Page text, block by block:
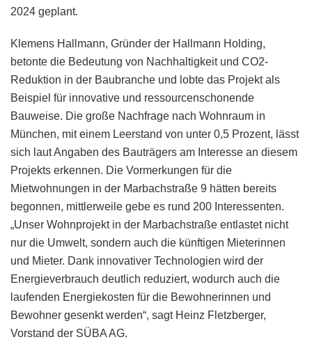
2024 geplant.
Klemens Hallmann, Gründer der Hallmann Holding,
betonte die Bedeutung von Nachhaltigkeit und CO2-
Reduktion in der Baubranche und lobte das Projekt als
Beispiel für innovative und ressourcenschonende
Bauweise. Die große Nachfrage nach Wohnraum in
München, mit einem Leerstand von unter 0,5 Prozent, lässt
sich laut Angaben des Bauträgers am Interesse an diesem
Projekts erkennen. Die Vormerkungen für die
Mietwohnungen in der Marbachstraße 9 hätten bereits
begonnen, mittlerweile gebe es rund 200 Interessenten.
„Unser Wohnprojekt in der Marbachstraße entlastet nicht
nur die Umwelt, sondern auch die künftigen Mieterinnen
und Mieter. Dank innovativer Technologien wird der
Energieverbrauch deutlich reduziert, wodurch auch die
laufenden Energiekosten für die Bewohnerinnen und
Bewohner gesenkt werden“, sagt Heinz Fletzberger,
Vorstand der SÜBA AG.